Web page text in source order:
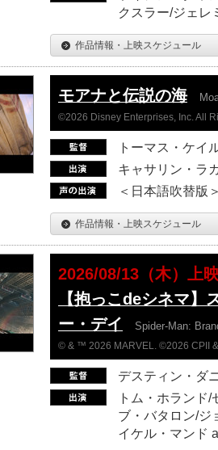
クスラー/ジェレ
作品情報・上映スケジュール
モアナと伝説の海
©2026 Disney Enterprises, Inc. All
トーマス・ケイ
キャサリン・ラ
＜日本語吹替版
作品情報・上映スケジュール
2026/08/13（木）上
【抱っこdeシネマ】
ー・デイ
Spider-Man:
© & ™ 2026 MARVEL. ©2026 CPII
デスティン・ダ
トム・ホランド
ブ・バタロン/ジ
イケル・マンド